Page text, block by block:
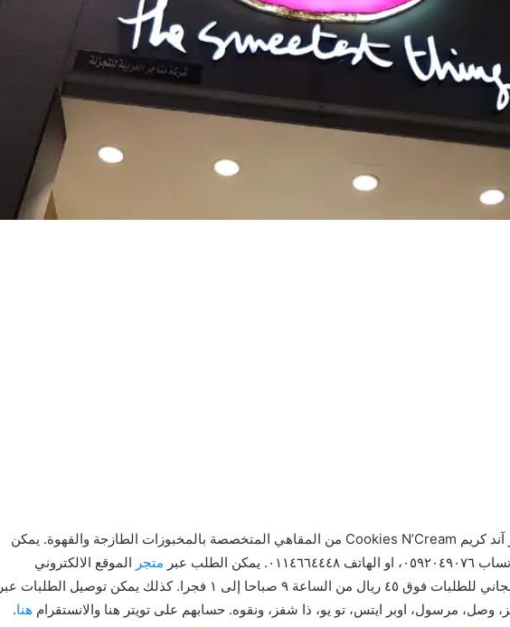
يعد مقهى ومخبز كوكيز آند كريم Cookies N’Cream من المقاهي المتخصصة بالمخبوزات الطازجة والقهوة. يمكن
الطلب عبر
متجر الموقع الالكتروني
الخاص بهم، التوصيل مجاني للطلبات فوق ٤٥ ريال من الساعة ٩ صباحا إلى ١ فجرا. كذلك يمكن توصيل الطلبات عبر
وصل، مرسول، اوبر ايتس، تو يو، ذا شفز، ونقوه. حسابهم على تويتر هنا والانستقرام هنا.